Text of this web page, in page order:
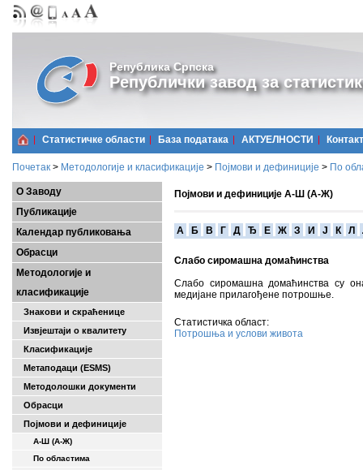
Република Српска
Републички завод за
Статистичке области Базa података АКТУЕЛНОСТИ Контакт
Почетак > Методологије и класификације > Појмови и дефиниције > По
О Заводу
Публикације
Календар публиковања
Обрасци
Методологије и
класификације
Знакови и скраћенице
Извјештаји о квалитету
Класификације
Метаподаци (ESMS)
Методолошки документи
Обрасци
Појмови и дефиниције
А-Ш (A-Ж)
По областима
Појмови и дефиниције А-Ш (А-Ж)
A Б В Г Д Ђ Е Ж З И Ј К Л
Слабо сиромашна домаћинства
Слабо сиромашна домаћинства су
медијане прилагођене потрошње.
Статистичка област:
Потрошња и услови живота